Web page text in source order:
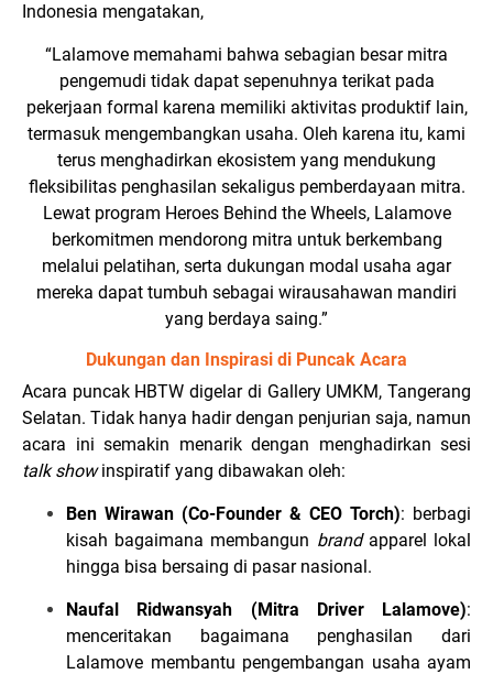
Indonesia mengatakan,
“Lalamove memahami bahwa sebagian besar mitra
pengemudi tidak dapat sepenuhnya terikat pada
pekerjaan formal karena memiliki aktivitas produktif lain,
termasuk mengembangkan usaha. Oleh karena itu, kami
terus menghadirkan ekosistem yang mendukung
fleksibilitas penghasilan sekaligus pemberdayaan mitra.
Lewat program Heroes Behind the Wheels, Lalamove
berkomitmen mendorong mitra untuk berkembang
melalui pelatihan, serta dukungan modal usaha agar
mereka dapat tumbuh sebagai wirausahawan mandiri
yang berdaya saing.”
Dukungan dan Inspirasi di Puncak Acara
Acara puncak HBTW digelar di Gallery UMKM, Tangerang
Selatan. Tidak hanya hadir dengan penjurian saja, namun
acara ini semakin menarik dengan menghadirkan sesi
talk showinspiratif yang dibawakan oleh:
Ben Wirawan (Co-Founder & CEO Torch): berbagi
kisah bagaimana membangun brandapparel lokal
hingga bisa bersaing di pasar nasional.
Naufal Ridwansyah (Mitra Driver Lalamove):
menceritakan bagaimana penghasilan dari
Lalamove membantu pengembangan usaha ayam